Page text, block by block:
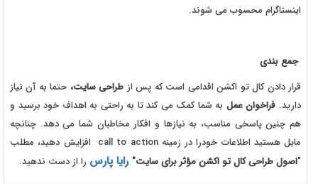
اینستاگرام محسوب می شوند.
جمع بندی
قرار دادن کال تو اکشن اقدامی است که پس از طراحی سایت، حتما به آن نیاز
دارید. فراخوان عمل به شما کمک می کند تا به راحتی به اهداف خود برسید و
هم چنین پاسخی مناسب، به نیازها و افکار مخاطبان شما می دهد. چنانچه
مایل هستید اطلاعات خودرا در زمینه call to action افزایش دهید، مطلب
"اصول طراحی کال تو اکشن مؤثر برای سایت" رایا پارس را از دست ندهید.